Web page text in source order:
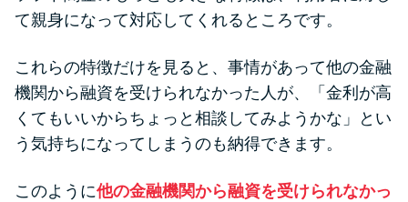
て親身になって対応してくれるところです。
これらの特徴だけを見ると、事情があって他の金融
機関から融資を受けられなかった人が、「金利が高
くてもいいからちょっと相談してみようかな」とい
う気持ちになってしまうのも納得できます。
このように他の金融機関から融資を受けられなかっ